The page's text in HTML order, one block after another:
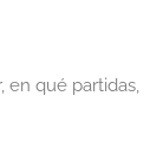
en qué partidas,